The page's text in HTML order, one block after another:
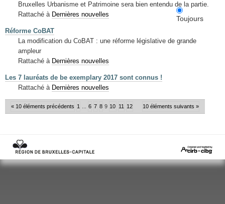
Toujours
Bruxelles Urbanisme et Patrimoine sera bien entendu de la partie.
Rattaché à Dernières nouvelles
Réforme CoBAT
La modification du CoBAT : une réforme législative de grande
ampleur
Rattaché à Dernières nouvelles
Les 7 lauréats de be exemplary 2017 sont connus !
Rattaché à Dernières nouvelles
« 10 éléments précédents 10 éléments suivants »
1 6 7 8 9 10 11 12